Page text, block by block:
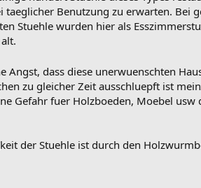
taeglicher Benutzung zu erwarten. Bei
Stuehle wurden hier als
Angst, dass diese unerwuenschten
zu gleicher Zeit ausschluepft ist
Gefahr fuer Holzboeden, Moebel
der Stuehle ist durch den